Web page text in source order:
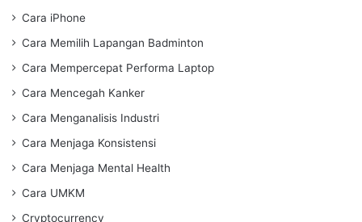
Cara iPhone
Cara Memilih Lapangan Badminton
Cara Mempercepat Performa Laptop
Cara Mencegah Kanker
Cara Menganalisis Industri
Cara Menjaga Konsistensi
Cara Menjaga Mental Health
Cara UMKM
Cryptocurrency